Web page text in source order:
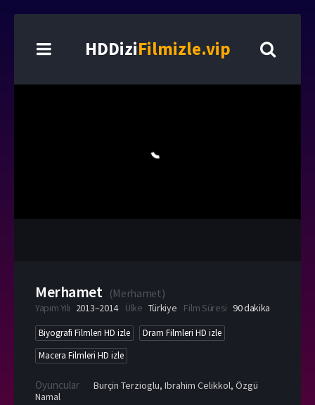
HDDiziFilmizle.vip
Merhamet (Merhamet)
Yapım Yılı 2013–2014 Ülke Türkiye Film Süresi 90 dakika
Biyografi Filmleri HD izle
Dram Filmleri HD izle
Macera Filmleri HD izle
Oyuncular Burçin Terzioglu, Ibrahim Celikkol, Özgü
Namal